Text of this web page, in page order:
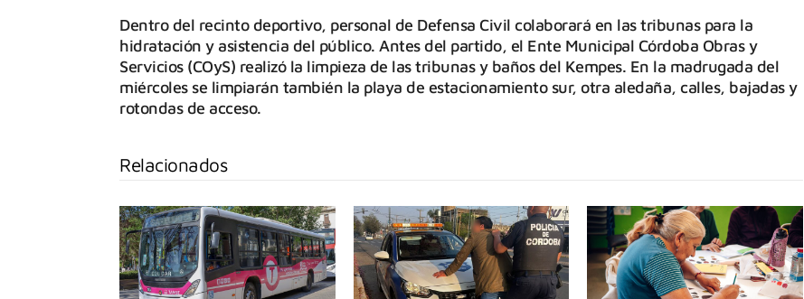
Dentro del recinto deportivo, personal de Defensa Civil colaborará en las tribunas para la
hidratación y asistencia del público. Antes del partido, el Ente Municipal Córdoba Obras y
Servicios (COyS) realizó la limpieza de las tribunas y baños del Kempes. En la madrugada del
miércoles se limpiarán también la playa de estacionamiento sur, otra aledaña, calles, bajadas y
rotondas de acceso.
Relacionados